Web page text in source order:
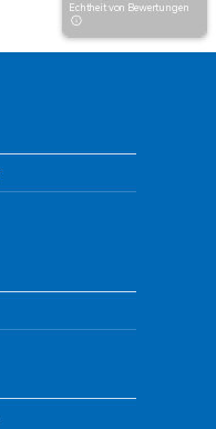
Echtheit von Bewertungen